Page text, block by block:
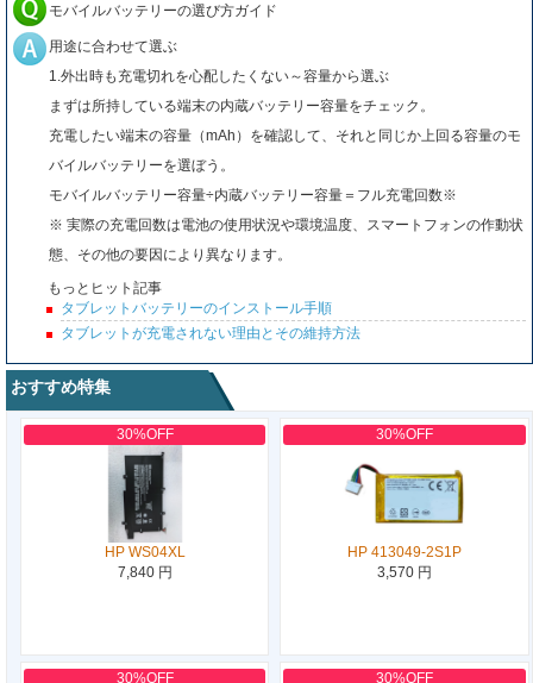
モバイルバッテリーの選び方ガイド
用途に合わせて選ぶ
1.外出時も充電切れを心配したくない～容量から選ぶ
まずは所持している端末の内蔵バッテリー容量をチェック。
充電したい端末の容量（mAh）を確認して、それと同じか上回る容量のモ
バイルバッテリーを選ぼう。
モバイルバッテリー容量÷内蔵バッテリー容量＝フル充電回数※
※ 実際の充電回数は電池の使用状況や環境温度、スマートフォンの作動状
態、その他の要因により異なります。
もっとヒット記事
タブレットバッテリーのインストール手順
タブレットが充電されない理由とその維持方法
おすすめ特集
30%OFF
HP WS04XL
7,840 円
30%OFF
HP 413049-2S1P
3,570 円
30%OFF 30%OFF